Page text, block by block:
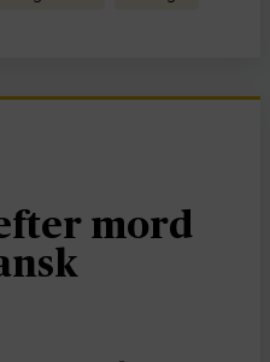
mord